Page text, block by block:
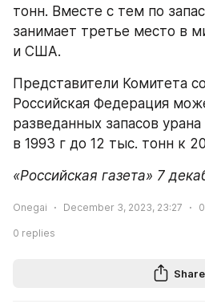
тонн. Вместе с тем по
занимает третье место в
и США.
Представители Комитета
Российская Федерация
разведанных запасов урана
в 1993 г до 12 тыс. тонн к
«Российская газета» 7
Onegai December 3, 2023, 23:27 0
0 replies
Share